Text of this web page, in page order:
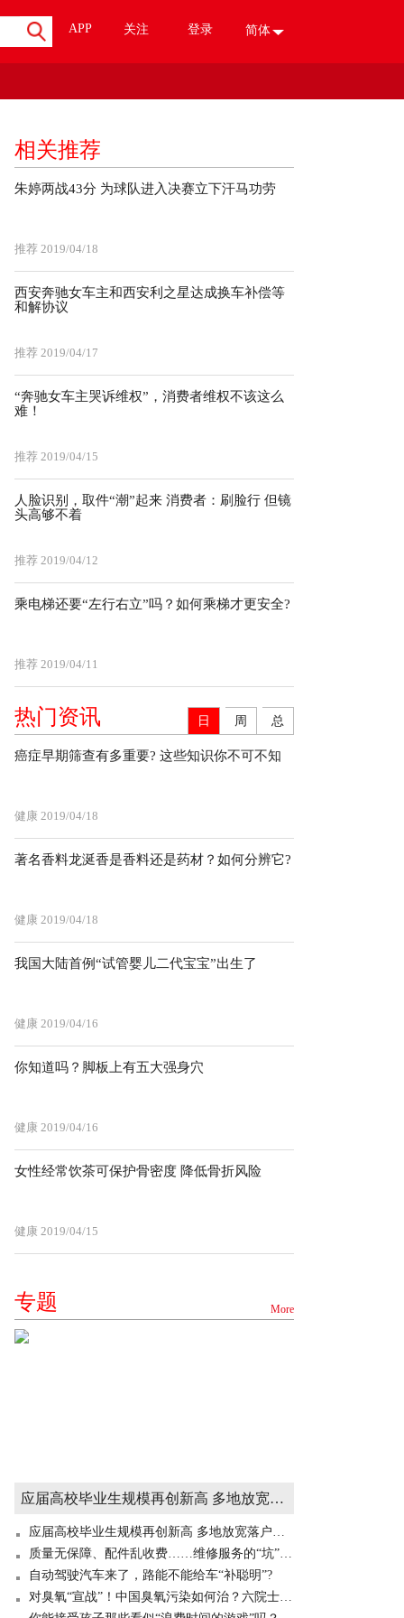
APP 关注 登录 简体
相关推荐
朱婷两战43分 为球队进入决赛立下汗马功劳
推荐 2019/04/18
西安奔驰女车主和西安利之星达成换车补偿等
和解协议
推荐 2019/04/17
“奔驰女车主哭诉维权”，消费者维权不该这么
难！
推荐 2019/04/15
人脸识别，取件“潮”起来 消费者：刷脸行 但镜
头高够不着
推荐 2019/04/12
乘电梯还要“左行右立”吗？如何乘梯才更安全?
推荐 2019/04/11
热门资讯 日 周 总
癌症早期筛查有多重要? 这些知识你不可不知
健康 2019/04/18
著名香料龙涎香是香料还是药材？如何分辨它?
健康 2019/04/18
我国大陆首例“试管婴儿二代宝宝”出生了
健康 2019/04/16
你知道吗？脚板上有五大强身穴
健康 2019/04/16
女性经常饮茶可保护骨密度 降低骨折风险
健康 2019/04/15
专题 More
应届高校毕业生规模再创新高 多地放宽落户门槛“抢人”
应届高校毕业生规模再创新高 多地放宽落户门槛“抢人”
质量无保障、配件乱收费……维修服务的“坑”你掉过吗？
自动驾驶汽车来了，路能不能给车“补聪明”?
对臭氧“宣战”！中国臭氧污染如何治？六院士成都“开药方”